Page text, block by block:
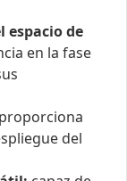
espacio de
en la fase
del